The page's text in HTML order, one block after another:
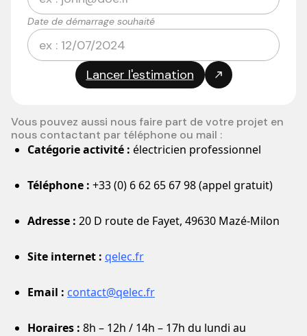
Date de démarrage souhaité
Vous pouvez aussi nous faire part de votre projet en
nous contactant par téléphone ou mail :
Catégorie activité : électricien professionnel
Téléphone : +33 (0) 6 62 65 67 98 (appel gratuit)
Adresse : 20 D route de Fayet, 49630 Mazé-Milon
Site internet : qelec.fr
Email : contact@qelec.fr
Horaires : 8h – 12h / 14h – 17h du lundi au